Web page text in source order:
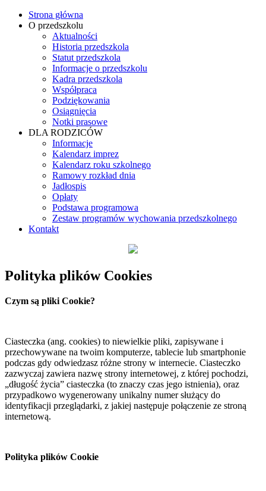
Strona główna
O przedszkolu
Aktualności
Historia przedszkola
Statut przedszkola
Informacje o przedszkolu
Kadra przedszkola
Współpraca
Podziękowania
Osiągnięcia
Notki prasowe
DLA RODZICÓW
Informacje
Kalendarz imprez
Kalendarz roku szkolnego
Ramowy rozkład dnia
Jadłospis
Opłaty
Podstawa programowa
Zestaw programów wychowania przedszkolnego
Kontakt
Polityka plików Cookies
Czym są pliki Cookie?
Ciasteczka (ang. cookies) to niewielkie pliki, zapisywane i
przechowywane na twoim komputerze, tablecie lub smartphonie
podczas gdy odwiedzasz różne strony w internecie. Ciasteczko
zazwyczaj zawiera nazwę strony internetowej, z której pochodzi,
„długość życia” ciasteczka (to znaczy czas jego istnienia), oraz
przypadkowo wygenerowany unikalny numer służący do
identyfikacji przeglądarki, z jakiej następuje połączenie ze stroną
internetową.
Polityka plików Cookie